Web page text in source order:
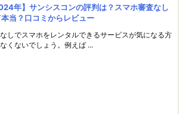
年】サンシスコンの評判は？スマホ審査なし
本当？口コミからレビュー
しでスマホをレンタルできるサービスが気になる方
くないでしょう。例えば ...